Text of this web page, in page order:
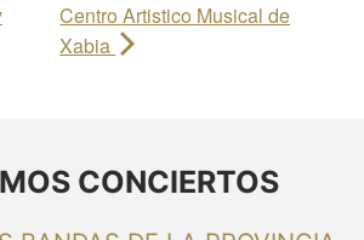
Centro Artistico Musical de
Xabia
CONCIERTOS